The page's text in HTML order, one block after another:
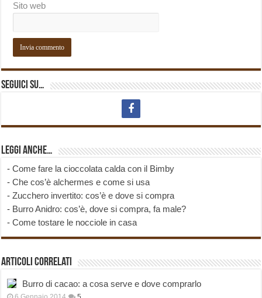
Sito web
Seguici su…
Leggi anche…
-Come fare la cioccolata calda con il Bimby
-Che cos’è alchermes e come si usa
-Zucchero invertito: cos’è e dove si compra
- Burro Anidro: cos’è, dove si compra, fa male?
-Come tostare le nocciole in casa
Articoli correlati
Burro di cacao: a cosa serve e dove comprarlo